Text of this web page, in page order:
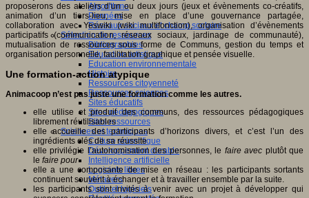
Algorithme
Données
Réseaux sociaux et champ scolaire
Sélection de ressources
Bibliographies
Education artistique
Education environnementale
Histoire
Ressources citoyenneté
Ressources sciences
Sites éducatifs
Sites pédagogiques
Sites ressources
Sciences et techniques
Culture scientifique
Développement durable
Intelligence artificielle
Logiciels libres
Métavers
Outils et logiciels
proposerons des ateliers d’un ou deux jours (jeux et évènements co-créatifs,
animation d’un tiers-lieu, mise en place d’une gouvernance partagée,
collaboration avec Yeswiki (wiki multifonction), organisation d’évènements
participatifs (communication, réseaux sociaux, jardinage de communauté),
mutualisation de ressources sous forme de Communs, gestion du temps et
organisation personnelle, facilitation graphique et pensée visuelle.
Une formation-action atypique
Animacoop n’est pas juste une formation comme les autres.
elle utilise et produit des communs, des ressources pédagogiques
librement réutilisables
elle accueille des participants d’horizons divers, et c’est l’un des
ingrédients clés de sa réussite
elle privilégie l’autonomisation des personnes, le faire avec plutôt que
le faire pour
elle a une composante de mise en réseau : les participants sortants
continuent souvent à échanger et à travailler ensemble par la suite.
les participants sont invités à venir avec un projet à développer qui